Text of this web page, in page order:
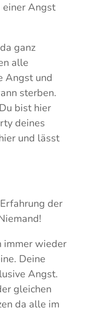
einer Angst
ganz
alle
Angst und
sterben.
bist hier
deines
und lässt
der
immer wieder
Deine
Angst.
gleichen
da alle im